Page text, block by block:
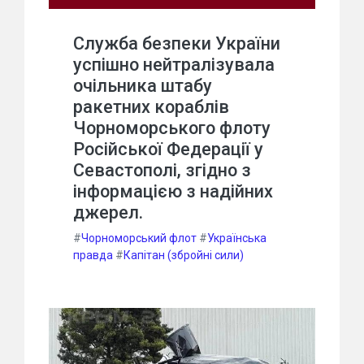
Служба безпеки України
успішно нейтралізувала
очільника штабу
ракетних кораблів
Чорноморського флоту
Російської Федерації у
Севастополі, згідно з
інформацією з надійних
джерел.
#Чорноморський флот #Українська
правда #Капітан (збройні сили)